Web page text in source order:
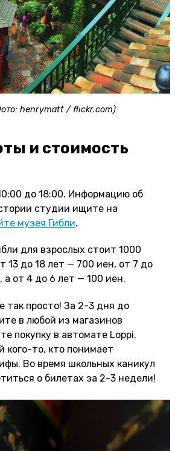
henrymatt / flickr.com)
и стоимость
до 18:00. Информацию об
студии ищите на
музея Гибли.
для взрослых стоит 1000
13 до 18 лет — 700 иен, от 7 до
а от 4 до 6 лет — 100 иен.
так просто! За 2-3 дня до
в любой из магазинов
покупку в автомате Loppi.
кого-то, кто понимает
Во время школьных каникул
о билетах за 2-3 недели!